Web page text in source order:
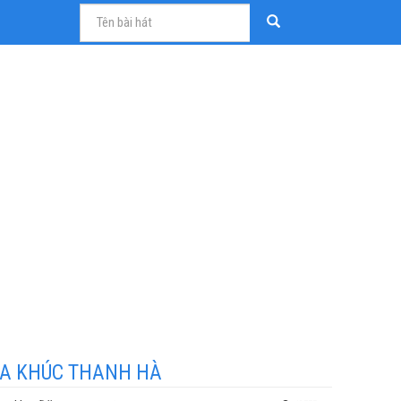
KHÚC THANH HÀ